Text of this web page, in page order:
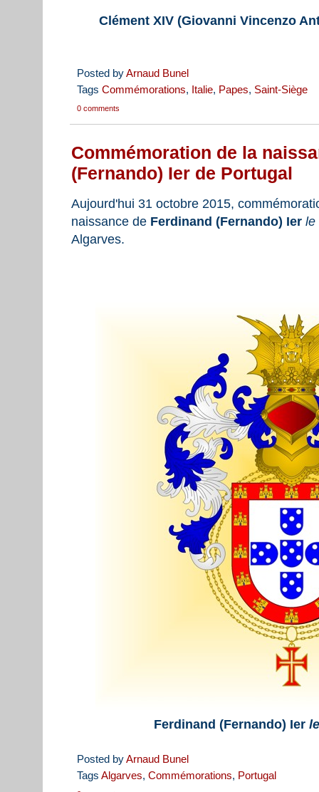
Clément XIV (Giovanni Vincenzo
Posted byArnaud Bunel
Tags Commémorations, Italie, Papes, Saint-Siège
0 comments
Commémoration de la
(Fernando) Ier de Portugal
Aujourd'hui 31 octobre 2015,
naissance de Ferdinand (Fernando) Ier le
Algarves.
Ferdinand (Fernando) Ier
Posted byArnaud Bunel
Tags Algarves, Commémorations, Portugal